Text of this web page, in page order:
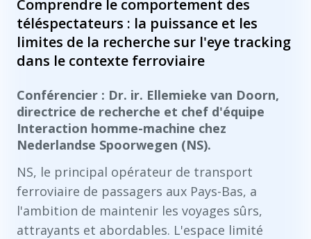
Comprendre le comportement des
téléspectateurs : la puissance et les
limites de la recherche sur l'eye tracking
dans le contexte ferroviaire
Conférencier : Dr. ir. Ellemieke van Doorn,
directrice de recherche et chef d'équipe
Interaction homme-machine chez
Nederlandse Spoorwegen (NS).
NS, le principal opérateur de transport
ferroviaire de passagers aux Pays-Bas, a
l'ambition de maintenir les voyages sûrs,
attrayants et abordables. L'espace limité